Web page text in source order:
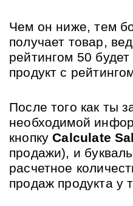
Чем он ниже, тем
получает товар,
рейтингом 50
продукт с
После того как ты
необходимой
кнопку Calculate
продажи), и
расчетное
продаж продукта у